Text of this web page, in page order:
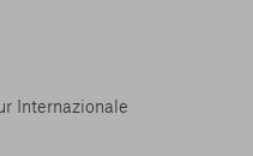
Internazionale